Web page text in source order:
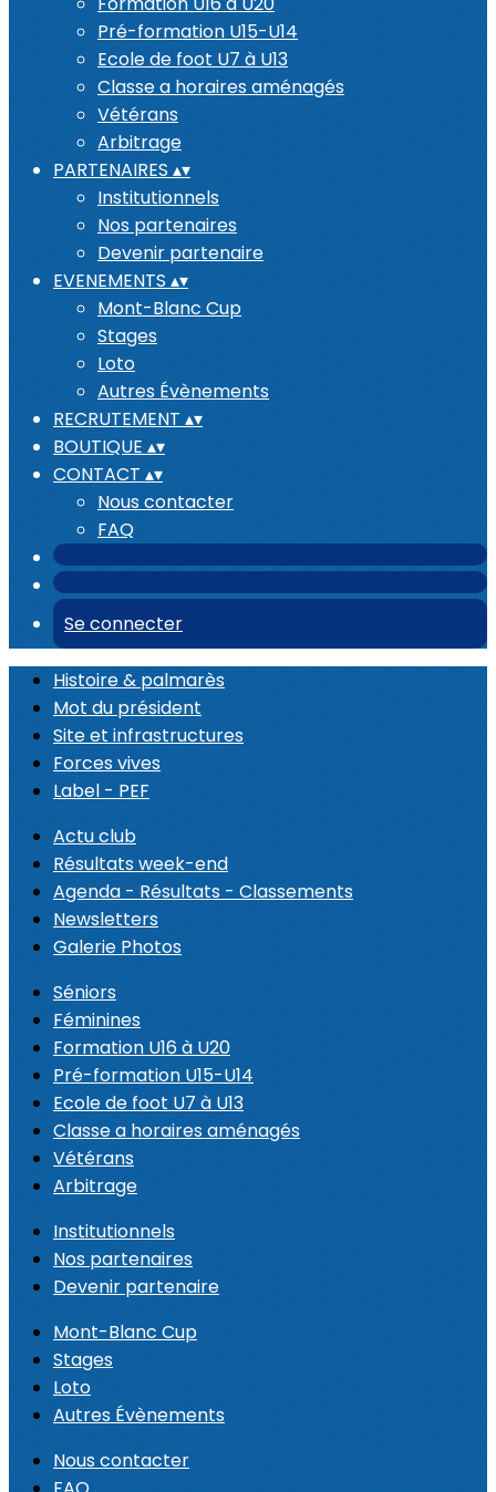
Pré-formation U15-U14
Ecole de foot U7 à U13
Classe a horaires aménagés
Vétérans
Arbitrage
PARTENAIRES ▴▾
Institutionnels
Nos partenaires
Devenir partenaire
EVENEMENTS ▴▾
Mont-Blanc Cup
Stages
Loto
Autres Évènements
RECRUTEMENT ▴▾
BOUTIQUE ▴▾
CONTACT ▴▾
Nous contacter
FAQ
Se connecter
Histoire & palmarès
Mot du président
Site et infrastructures
Forces vives
Label - PEF
Actu club
Résultats week-end
Agenda - Résultats - Classements
Newsletters
Galerie Photos
Séniors
Féminines
Formation U16 à U20
Pré-formation U15-U14
Ecole de foot U7 à U13
Classe a horaires aménagés
Vétérans
Arbitrage
Institutionnels
Nos partenaires
Devenir partenaire
Mont-Blanc Cup
Stages
Loto
Autres Évènements
Nous contacter